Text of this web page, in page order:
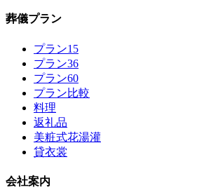
葬儀プラン
プラン15
プラン36
プラン60
プラン比較
料理
返礼品
美粧式花湯灌
貸衣裳
会社案内